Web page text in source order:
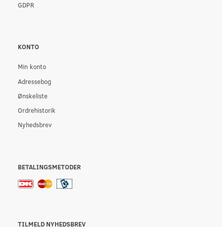
GDPR
KONTO
Min konto
Adressebog
Ønskeliste
Ordrehistorik
Nyhedsbrev
BETALINGSMETODER
TILMELD NYHEDSBREV